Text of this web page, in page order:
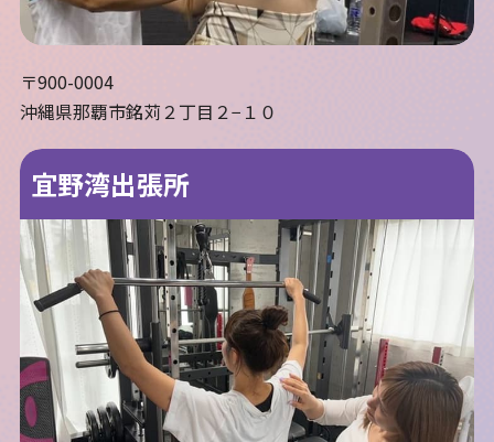
〒900-0004
沖縄県那覇市銘苅２丁目２−１０
宜野湾出張所